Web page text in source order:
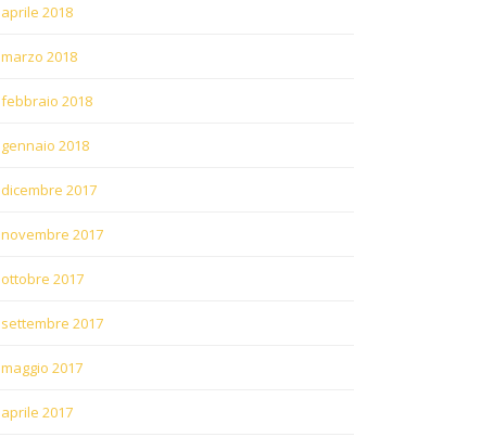
aprile 2018
marzo 2018
febbraio 2018
gennaio 2018
dicembre 2017
novembre 2017
ottobre 2017
settembre 2017
maggio 2017
aprile 2017